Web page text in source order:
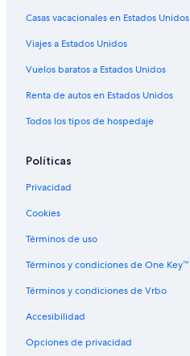
Casas vacacionales en Estados Unidos
Viajes a Estados Unidos
Vuelos baratos a Estados Unidos
Renta de autos en Estados Unidos
Todos los tipos de hospedaje
Políticas
Privacidad
Cookies
Términos de uso
Términos y condiciones de One Key™
Términos y condiciones de Vrbo
Accesibilidad
Opciones de privacidad